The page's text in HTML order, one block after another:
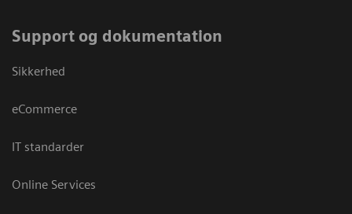
Support og dokumentation
Sikkerhed
eCommerce
IT standarder
Online Services